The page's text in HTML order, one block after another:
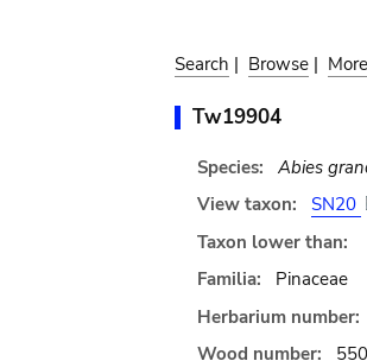
Search | Browse |
Tw19904
Species: Abies
View taxon:
SN20
Taxon lower than:
Familia:
Pinaceae
Herbarium number:
Wood number:
550